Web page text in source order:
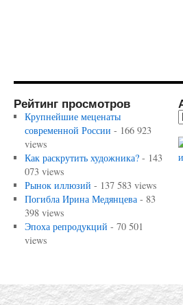
Рейтинг просмотров
Крупнейшие меценаты
современной России - 166 923
views
Как раскрутить художника?- 143
073 views
Рынок иллюзий - 137 583 views
Погибла Ирина Медянцева- 83
398 views
Эпоха репродукций - 70 501
views